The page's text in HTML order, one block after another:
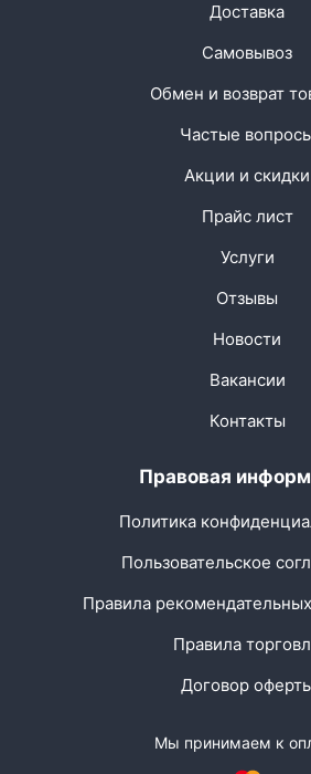
Доставка
Самовывоз
Обмен и возврат
Частые
Акции и скидки
Прайс лист
Услуги
Отзывы
Новости
Вакансии
Контакты
Правовая
Политика
Пользовательское
Правила
Правила
Договор
Мы принимаем к